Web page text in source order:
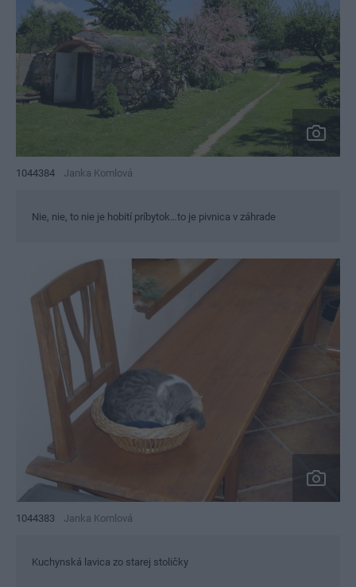
1044384 Janka Komlová
Nie, nie, to nie je hobití príbytok…to je pivnica v záhrade
1044383 Janka Komlová
Kuchynská lavica zo starej stoličky